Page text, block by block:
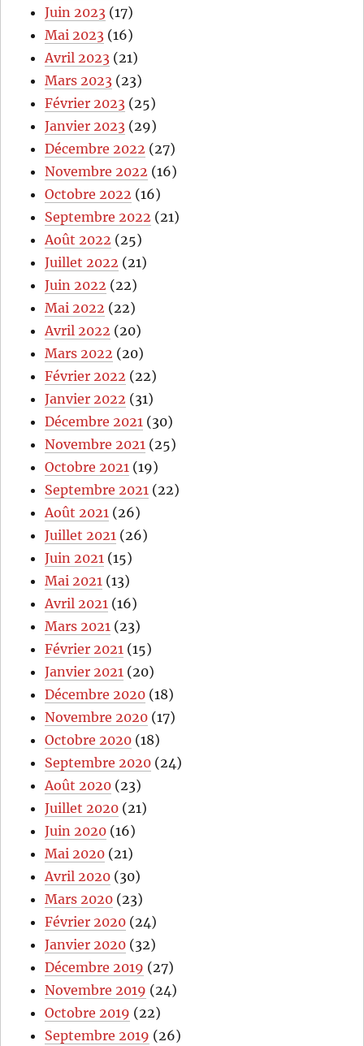
Juin 2023 (17)
Mai 2023 (16)
Avril 2023 (21)
Mars 2023 (23)
Février 2023 (25)
Janvier 2023 (29)
Décembre 2022 (27)
Novembre 2022 (16)
Octobre 2022 (16)
Septembre 2022 (21)
Août 2022 (25)
Juillet 2022 (21)
Juin 2022 (22)
Mai 2022 (22)
Avril 2022 (20)
Mars 2022 (20)
Février 2022 (22)
Janvier 2022 (31)
Décembre 2021 (30)
Novembre 2021 (25)
Octobre 2021 (19)
Septembre 2021 (22)
Août 2021 (26)
Juillet 2021 (26)
Juin 2021 (15)
Mai 2021 (13)
Avril 2021 (16)
Mars 2021 (23)
Février 2021 (15)
Janvier 2021 (20)
Décembre 2020 (18)
Novembre 2020 (17)
Octobre 2020 (18)
Septembre 2020 (24)
Août 2020 (23)
Juillet 2020 (21)
Juin 2020 (16)
Mai 2020 (21)
Avril 2020 (30)
Mars 2020 (23)
Février 2020 (24)
Janvier 2020 (32)
Décembre 2019 (27)
Novembre 2019 (24)
Octobre 2019 (22)
Septembre 2019 (26)